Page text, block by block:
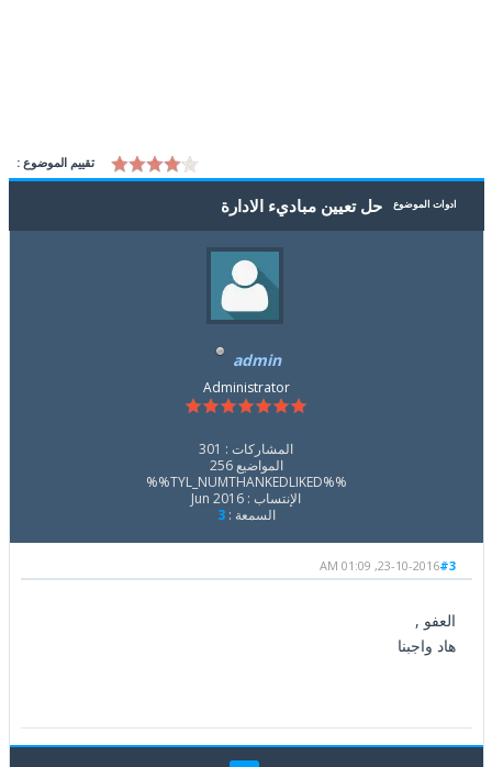
تقييم الموضوع :
ادوات الموضوع حل تعيين مباديء الادارة
admin
Administrator
المشاركات : 301
المواضيع 256
%%TYL_NUMTHANKEDLIKED%%
الإنتساب : Jun 2016
السمعة :3
#3
23-10-2016, 01:09 AM
العفو ,
هاد واجبنا